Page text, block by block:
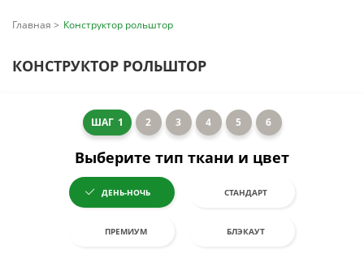
Главная Конструктор рольштор
КОНСТРУКТОР РОЛЬШТОР
ШАГ 1 2 3 4 5 6
Выберите тип ткани и цвет
ДЕНЬ-НОЧЬ СТАНДАРТ
ПРЕМИУМ БЛЭКАУТ